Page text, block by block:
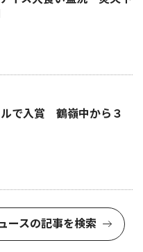
で入賞 鶴嶺中から３
ースの記事を検索